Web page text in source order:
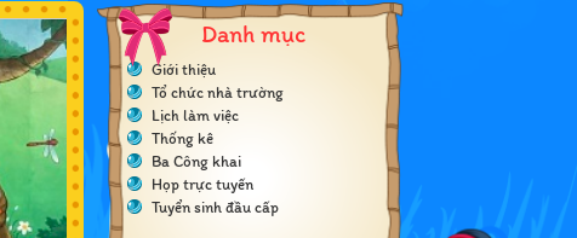
Danh mục
Giới thiệu
Tổ chức nhà trường
Lịch làm việc
Thống kê
Ba Công khai
Họp trực tuyến
Tuyển sinh đầu cấp